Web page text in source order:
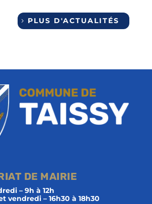
PLUS D'ACTUALITÉS
DE MAIRIE
– 9h à 12h
vendredi – 16h30 à 18h30